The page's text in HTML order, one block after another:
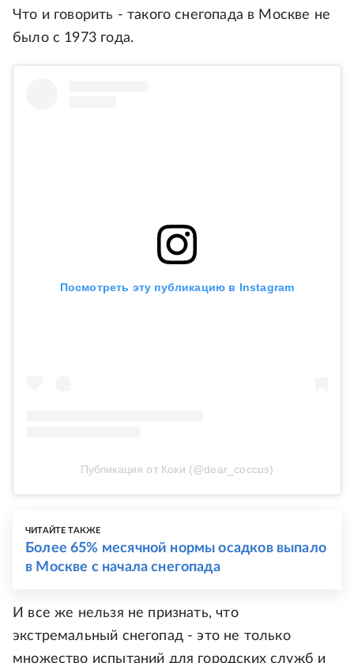
Что и говорить - такого снегопада в Москве не
было с 1973 года.
Посмотреть эту публикацию в Instagram
Публикация от Коки (@dear_coccus)
ЧИТАЙТЕ ТАКЖЕ
Более 65% месячной нормы осадков выпало
в Москве с начала снегопада
И все же нельзя не признать, что
экстремальный снегопад - это не только
множество испытаний для городских служб и